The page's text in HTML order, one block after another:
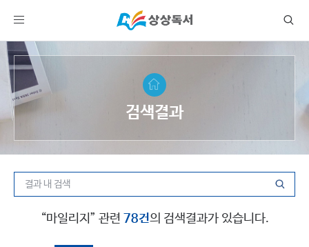
검색결과
“마일리지” 관련 78건의 검색결과가 있습니다.